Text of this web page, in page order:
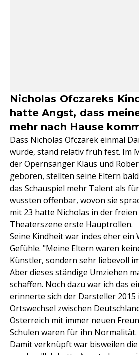
Nicholas Ofczareks
hatte Angst, dass
mehr nach Hause
Dass Nicholas Ofczarek einmal
würde, stand relativ früh fest. Im
der Opernsänger Klaus und
geboren, stellten seine Eltern
das Schauspiel mehr Talent als
wussten offenbar, wovon sie
mit 23 hatte Nicholas in der
Theaterszene erste Hauptrollen.
Seine Kindheit war indes eher ein
Gefühle. "Meine Eltern waren
Künstler, sondern sehr liebevoll
Aber dieses ständige Umziehen
schaffen. Noch dazu war ich das
erinnerte sich der Darsteller 2015
Ortswechsel zwischen
Österreich mit immer neuen
Schulen waren für ihn Normalität.
Damit verknüpft war bisweilen